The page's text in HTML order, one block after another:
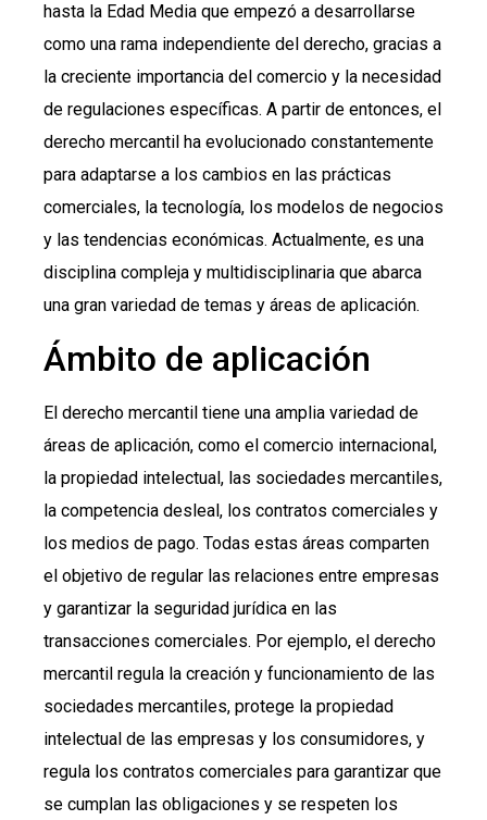
hasta la Edad Media que empezó a desarrollarse
como una rama independiente del derecho, gracias a
la creciente importancia del comercio y la necesidad
de regulaciones específicas. A partir de entonces, el
derecho mercantil ha evolucionado constantemente
para adaptarse a los cambios en las prácticas
comerciales, la tecnología, los modelos de negocios
y las tendencias económicas. Actualmente, es una
disciplina compleja y multidisciplinaria que abarca
una gran variedad de temas y áreas de aplicación.
Ámbito de aplicación
El derecho mercantil tiene una amplia variedad de
áreas de aplicación, como el comercio internacional,
la propiedad intelectual, las sociedades mercantiles,
la competencia desleal, los contratos comerciales y
los medios de pago. Todas estas áreas comparten
el objetivo de regular las relaciones entre empresas
y garantizar la seguridad jurídica en las
transacciones comerciales. Por ejemplo, el derecho
mercantil regula la creación y funcionamiento de las
sociedades mercantiles, protege la propiedad
intelectual de las empresas y los consumidores, y
regula los contratos comerciales para garantizar que
se cumplan las obligaciones y se respeten los